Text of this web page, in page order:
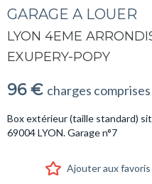
GARAGE A LOUER
LYON 4EME
EXUPERY-POPY
96 € charges
Box extérieur (taille standard)
69004 LYON. Garage n°7
Ajouter aux favoris